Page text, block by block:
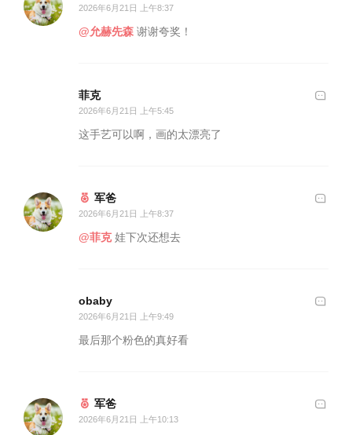
2026年6月21日 上午8:37
@允赫先森 谢谢夸奖！
菲克
2026年6月21日 上午5:45
这手艺可以啊，画的太漂亮了
军爸
2026年6月21日 上午8:37
@菲克娃下次还想去
obaby
2026年6月21日 上午9:49
最后那个粉色的真好看
军爸
2026年6月21日 上午10:13